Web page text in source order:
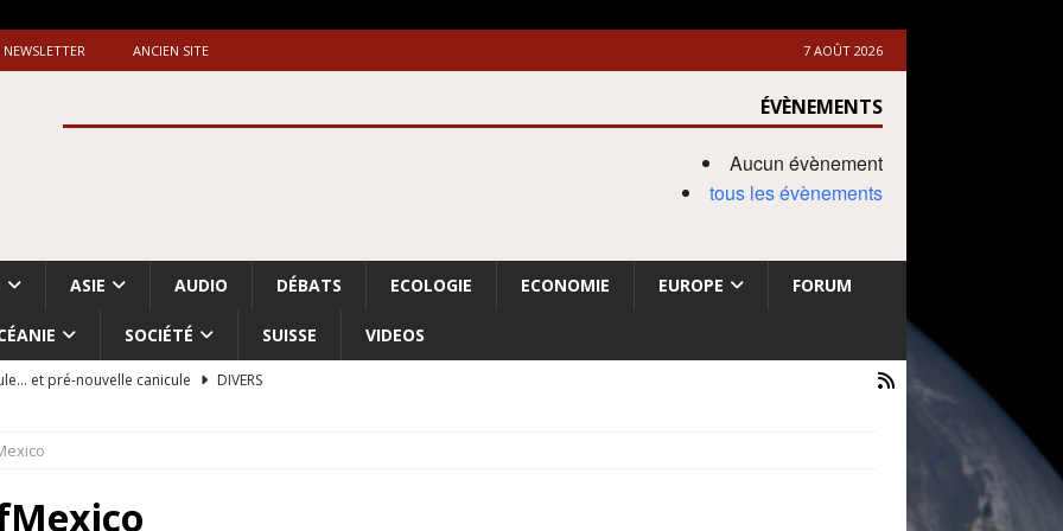
NEWSLETTER ANCIEN SITE 7 AOÛT 2026
ÉVÈNEMENTS
Aucun évènement
tous les évènements
ASIE AUDIO DÉBATS ECOLOGIE ECONOMIE EUROPE FORUM
SOCIÉTÉ SUISSE VIDEOS
et pré-nouvelle canicule
DIVERS
du nettoyage ethnique en Cisjordanie et à Gaza
ISRAËL